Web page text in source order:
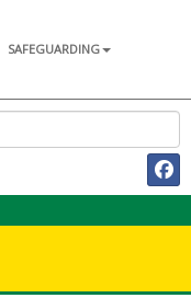
SAFEGUARDING